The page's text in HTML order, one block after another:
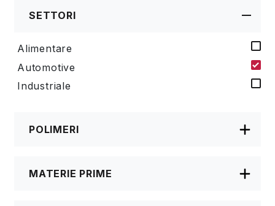
SETTORI
Alimentare
Automotive
Industriale
POLIMERI
MATERIE PRIME